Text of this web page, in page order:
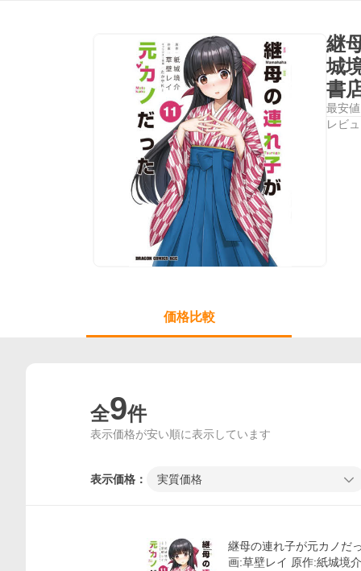
継
城
書
最安値
レビ
価格比較
全9件
表示価格が安い順に表示しています
表示価格： 実質価格
継母の連れ子が元カノだ
画:草壁レイ 原作:紙城境